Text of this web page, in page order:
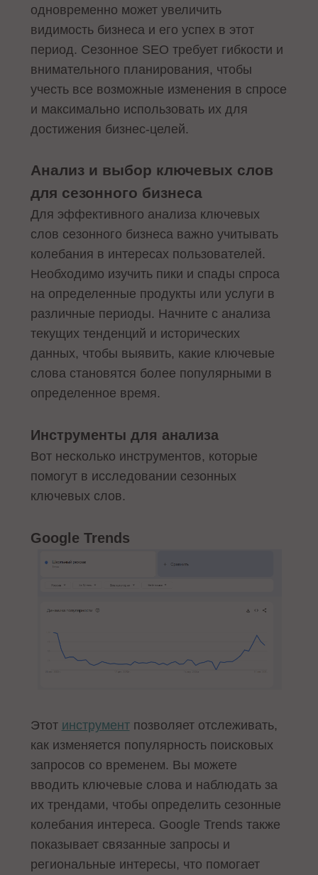
одновременно может увеличить
видимость бизнеса и его успех в этот
период. Сезонное SEO требует гибкости и
внимательного планирования, чтобы
учесть все возможные изменения в спросе
и максимально использовать их для
достижения бизнес-целей.
Анализ и выбор ключевых слов
для сезонного бизнеса
Для эффективного анализа ключевых
слов сезонного бизнеса важно учитывать
колебания в интересах пользователей.
Необходимо изучить пики и спады спроса
на определенные продукты или услуги в
различные периоды. Начните с анализа
текущих тенденций и исторических
данных, чтобы выявить, какие ключевые
слова становятся более популярными в
определенное время.
Инструменты для анализа
Вот несколько инструментов, которые
помогут в исследовании сезонных
ключевых слов.
Google Trends
Этот инструментпозволяет отслеживать,
как изменяется популярность поисковых
запросов со временем. Вы можете
вводить ключевые слова и наблюдать за
их трендами, чтобы определить сезонные
колебания интереса. Google Trends также
показывает связанные запросы и
региональные интересы, что помогает